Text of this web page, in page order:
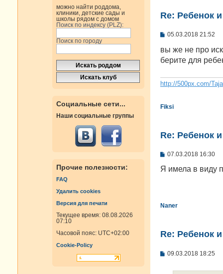
можно найти роддома,
клиники, детские сады и
школы рядом с домом
Поиск по индексу (PLZ):
Поиск по городу
Социальные сети...
Наши социальные группы
Прочие полезности:
FAQ
Удалить cookies
Версия для печати
Текущее время: 08.08.2026
07:10
Часовой пояс: UTC+02:00
Cookie-Policy
Re: Ребенок
С
о
щ
н
и
05.03.2018 21:52
вы же не про
берите для
http://500px.com/
Fiksi
Re: Ребенок
С
о
и
е
07.03.2018 16:30
Я имела в виду
Naner
Re: Ребенок
С
09.03.2018 18:25